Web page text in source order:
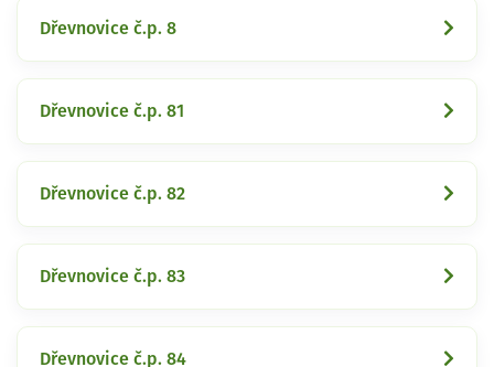
Dřevnovice č.p. 8
Dřevnovice č.p. 81
Dřevnovice č.p. 82
Dřevnovice č.p. 83
Dřevnovice č.p. 84